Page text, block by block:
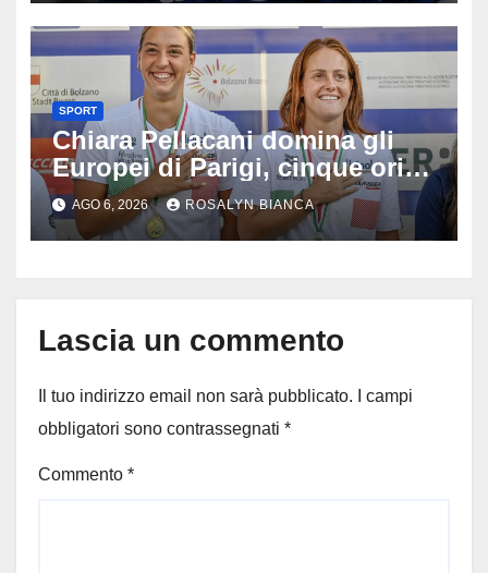
SPORT
Chiara Pellacani domina gli
Europei di Parigi, cinque ori in
cinque gare: ‘Nel sincro siamo
da medaglia olimpica’
AGO 6, 2026 ROSALYN BIANCA
Lascia un commento
Il tuo indirizzo email non sarà pubblicato.
I campi
obbligatori sono contrassegnati *
Commento *